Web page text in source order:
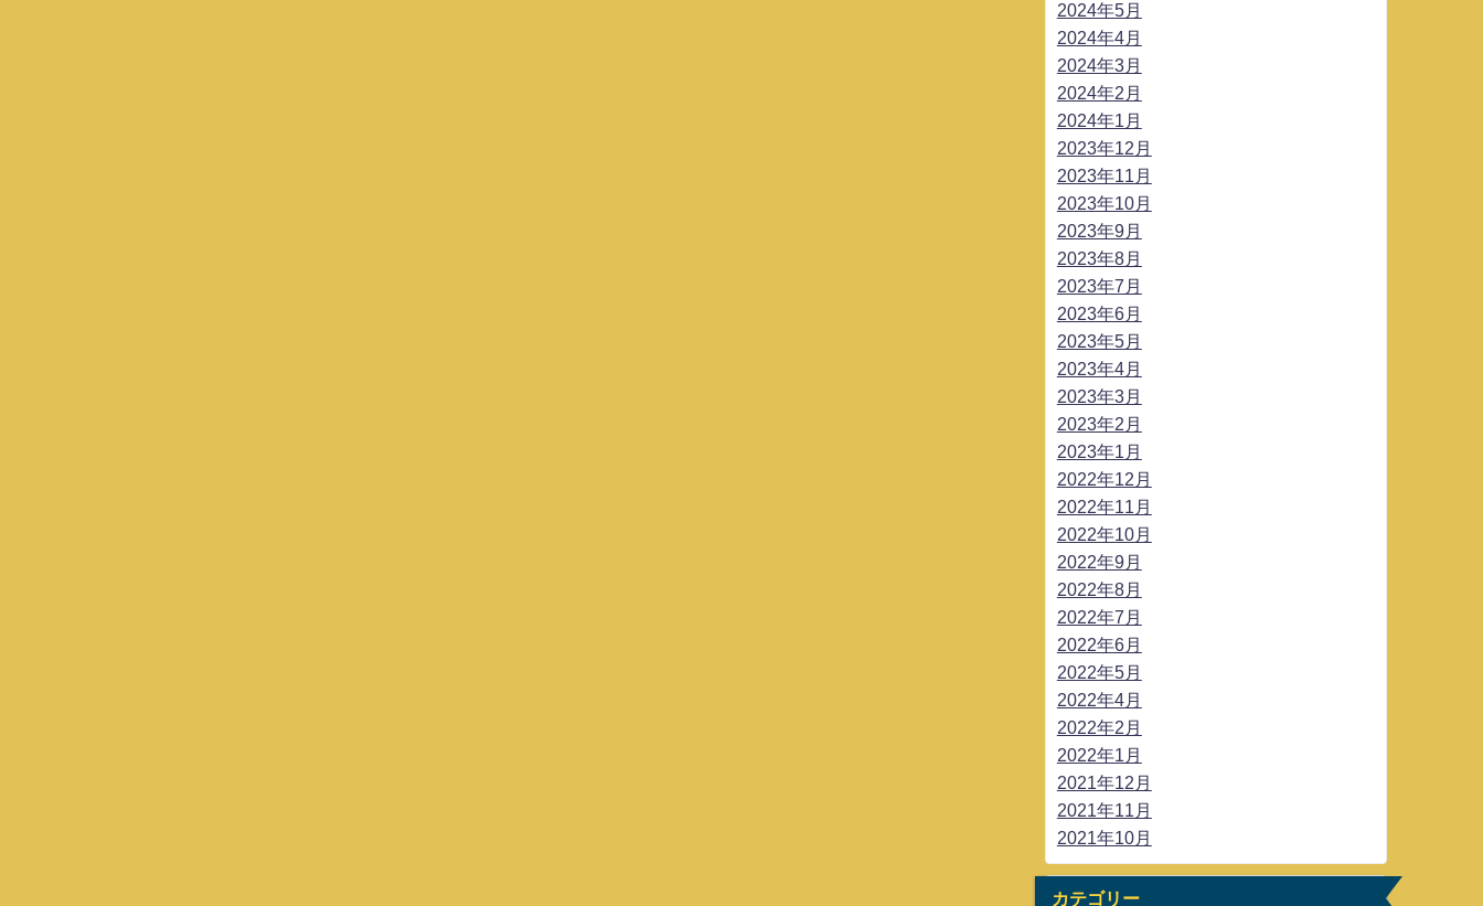
2024年5月
2024年4月
2024年3月
2024年2月
2024年1月
2023年12月
2023年11月
2023年10月
2023年9月
2023年8月
2023年7月
2023年6月
2023年5月
2023年4月
2023年3月
2023年2月
2023年1月
2022年12月
2022年11月
2022年10月
2022年9月
2022年8月
2022年7月
2022年6月
2022年5月
2022年4月
2022年2月
2022年1月
2021年12月
2021年11月
2021年10月
カテゴリー